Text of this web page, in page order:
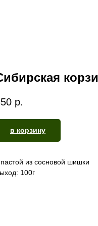
р.
в корзину
из сосновой шишки
100г